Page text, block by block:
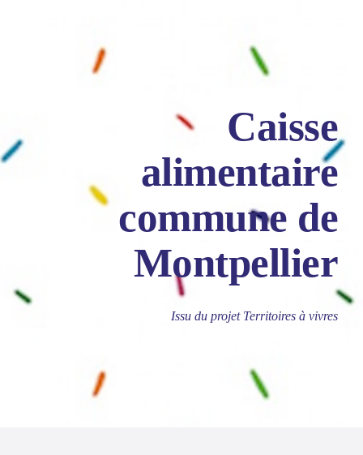
Caisse
alimentaire
commune de
Montpellier
Issu du projet Territoires à vivres